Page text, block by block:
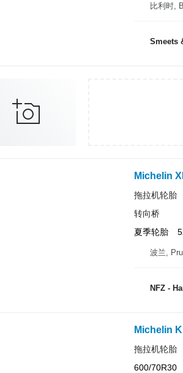
比利时,
Smeets
Michelin
拖拉机轮胎
转向桥
夏季轮胎
波兰,
NFZ -
Michelin
拖拉机轮胎
600/70R30